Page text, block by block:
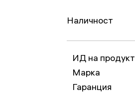
Наличност
ИД на продукт
Марка
Гаранция